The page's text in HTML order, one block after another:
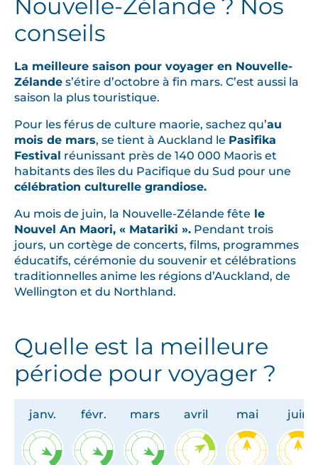
Nouvelle-Zélande ? Nos
conseils
La meilleure saison pour voyager en Nouvelle-
Zélande s’étire d’octobre à fin mars. C’est aussi la
saison la plus touristique.
Pour les férus de culture maorie, sachez qu’au
mois de mars, se tient à Auckland le Pasifika
Festival réunissant près de 140 000 Maoris et
habitants des îles du Pacifique du Sud pour une
célébration culturelle grandiose.
Au mois de juin, la Nouvelle-Zélande fête le
Nouvel An Maori, « Matariki ». Pendant trois
jours, un cortège de concerts, films, programmes
éducatifs, cérémonie du souvenir et célébrations
traditionnelles anime les régions d’Auckland, de
Wellington et du Northland.
Quelle est la meilleure
période pour voyager ?
janv. févr. mars avril mai juin